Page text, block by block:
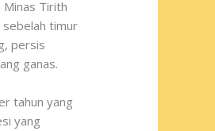
Minas Tirith
sebelah timur
persis
ganas.
tahun yang
yang